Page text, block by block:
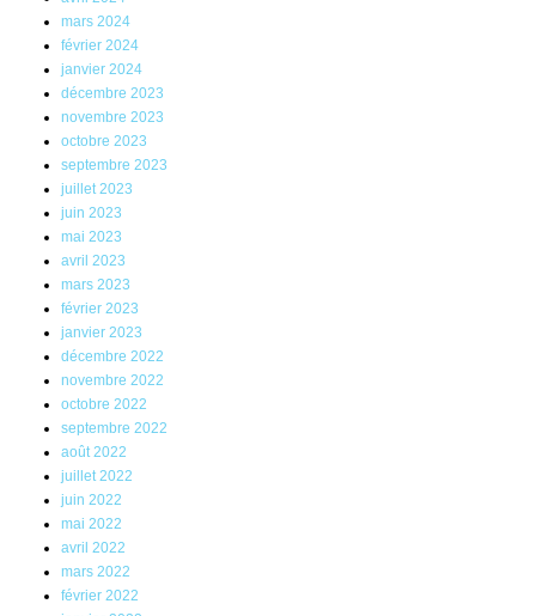
mars 2024
février 2024
janvier 2024
décembre 2023
novembre 2023
octobre 2023
septembre 2023
juillet 2023
juin 2023
mai 2023
avril 2023
mars 2023
février 2023
janvier 2023
décembre 2022
novembre 2022
octobre 2022
septembre 2022
août 2022
juillet 2022
juin 2022
mai 2022
avril 2022
mars 2022
février 2022